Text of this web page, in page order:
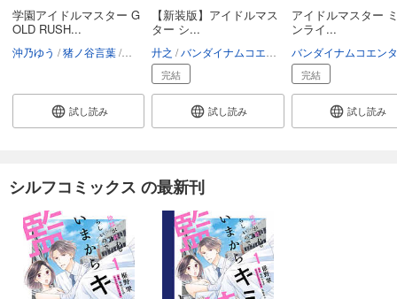
学園アイドルマスター G
OLD RUSH...
沖乃ゆう 猪ノ谷言葉 バンダイナムコエンターテインメント
試し読み
【新装版】アイドルマス
ター シ...
廾之 バンダイナムコエンターテインメント
完結
試し読み
アイドルマスター
ンライ...
完結
試し読み
シルフコミックス の最新刊